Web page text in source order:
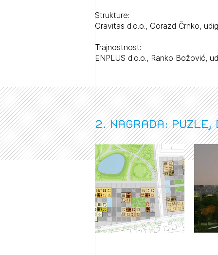
Strukture:
Gravitas d.o.o., Gorazd Črnko, udig
Trajnostnost:
ENPLUS d.o.o., Ranko Božović,
2. nagrada: